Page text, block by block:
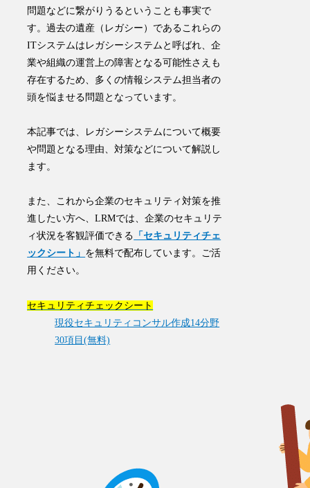
問題などに繋がりうるということも事実で
す。過去の遺産（レガシー）であるこれらの
ITシステムは レガシーシステム と呼ばれ、企
業や組織の運営上の障害となる可能性さえも
存在するため、多くの情報システム担当者の
頭を悩ませる問題となっています。
本記事では、レガシーシステムについて概要
や問題となる理由、対策などについて解説し
ます。
また、これから企業のセキュリティ対策を推
進したい方へ、LRMでは、企業のセキュリテ
ィ状況を客観評価できる 「セキュリティチェ
ックシート」 を無料で配布しています。ご活
用ください。
セキュリティチェックシート
現役セキュリティコンサル作成14分野
30項目(無料)